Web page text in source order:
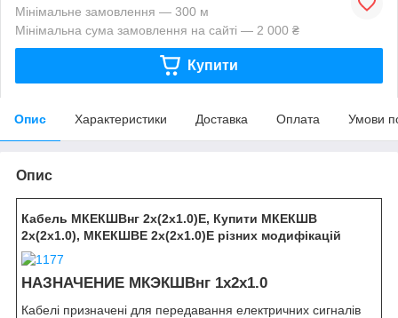
Мінімальне замовлення — 300 м
Мінімальна сума замовлення на сайті — 2 000 ₴
Купити
Опис Характеристики Доставка Оплата Умови
Опис
Кабель МКЕКШВнг 2х(2х1.0)Е, Купити МКЕКШВ
2х(2х1.0), МКЕКШВЕ 2х(2х1.0)Е різних модифікацій
НАЗНАЧЕНИЕ МКЭКШВнг 1х2х1.0
Кабелі призначені для передавання електричних сигналів